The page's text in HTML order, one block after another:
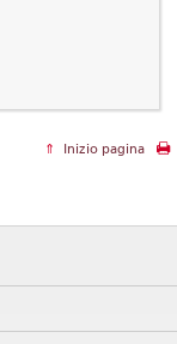
Inizio pagina